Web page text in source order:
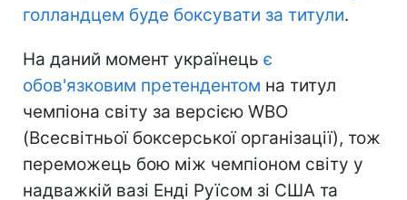
голландцем буде боксувати за титули.
На даний момент українець є
обов'язковим претендентом на титул
чемпіона світу за версією WBO
(Всесвітньої боксерської організації), тож
переможець бою між чемпіоном світу у
надважкій вазі Енді Руїсом зі США та